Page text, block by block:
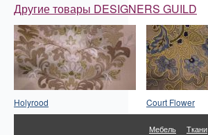
Другие товары DESIGNERS GUILD
Holyrood Court Flower
Мебель Ткани